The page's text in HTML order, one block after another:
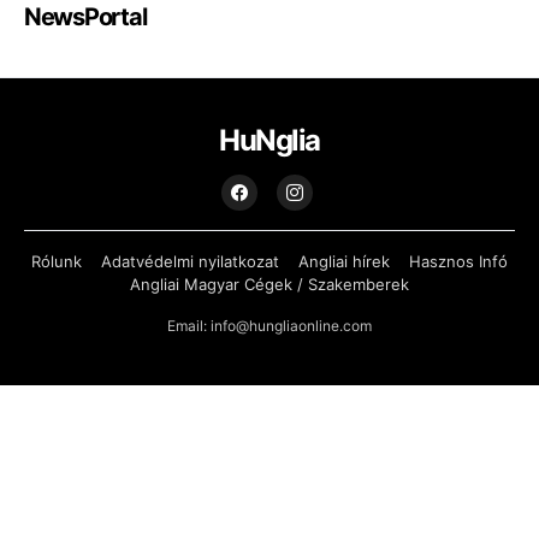
NewsPortal
HuNglia
Rólunk Adatvédelmi nyilatkozat Angliai hírek
Hasznos Infó
Angliai Magyar Cégek / Szakemberek
Email: info@hungliaonline.com